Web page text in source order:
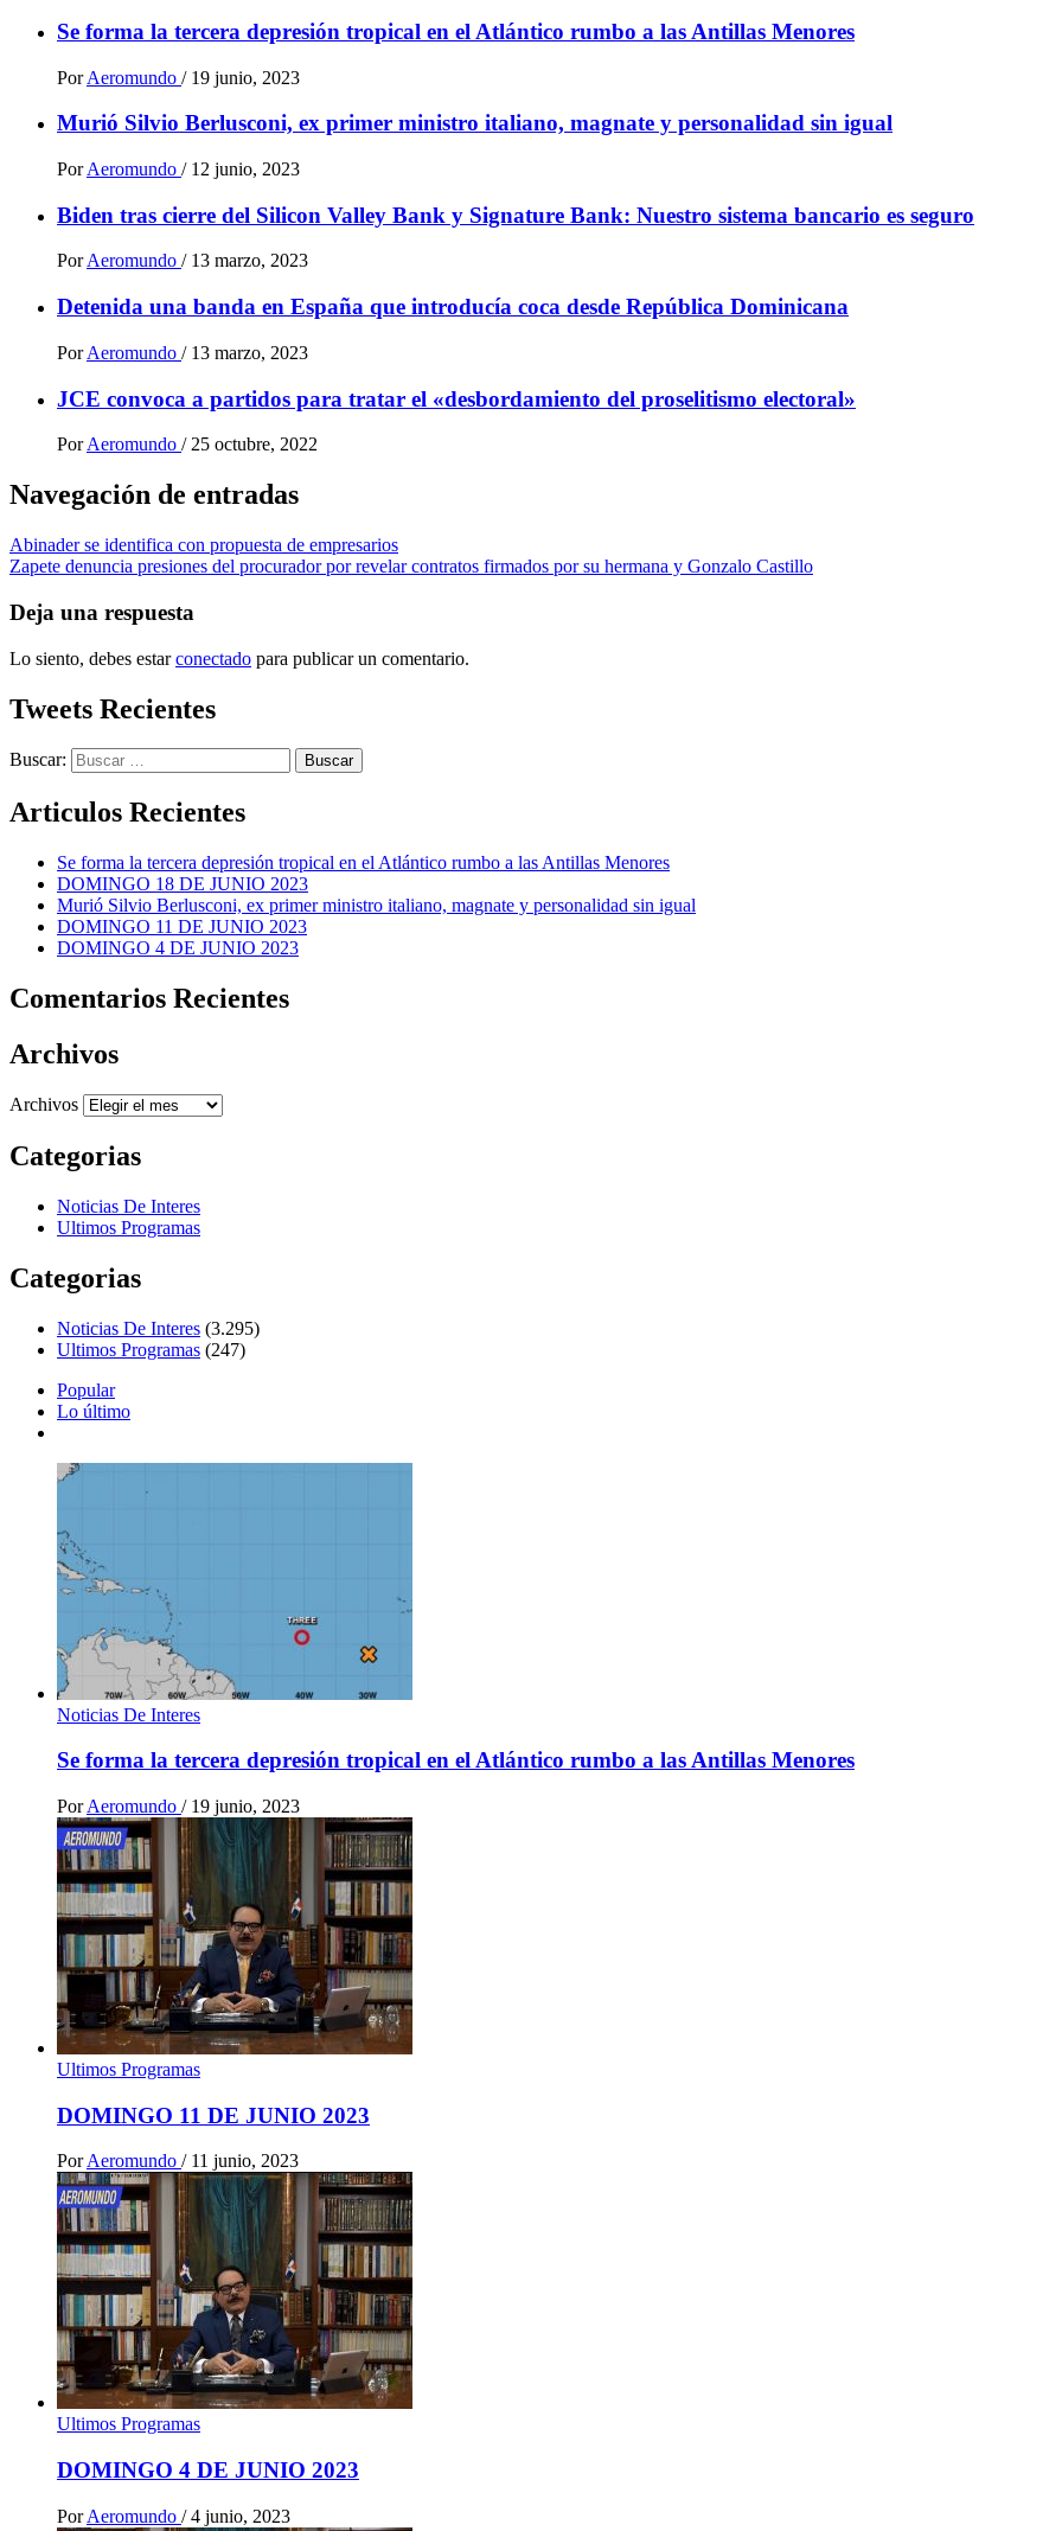
Se forma la tercera depresión tropical en el Atlántico rumbo a las Antillas Menores
Por Aeromundo / 19 junio, 2023
Murió Silvio Berlusconi, ex primer ministro italiano, magnate y personalidad sin igual
Por Aeromundo / 12 junio, 2023
Biden tras cierre del Silicon Valley Bank y Signature Bank: Nuestro sistema bancario es seguro
PorAeromundo / 13 marzo, 2023
Detenida una banda en España que introducía coca desde República Dominicana
Por Aeromundo / 13 marzo, 2023
JCE convoca a partidos para tratar el «desbordamiento del proselitismo electoral»
Por Aeromundo / 25 octubre, 2022
Navegación de entradas
Abinader se identifica con propuesta de empresarios
Zapete denuncia presiones del procurador por revelar contratos firmados por su hermana y Gonzalo Castillo
Deja una respuesta
Lo siento, debes estarconectado para publicar un comentario.
Tweets Recientes
Buscar:
Articulos Recientes
Se forma la tercera depresión tropical en el Atlántico rumbo a las Antillas Menores
DOMINGO 18 DE JUNIO 2023
Murió Silvio Berlusconi, ex primer ministro italiano, magnate y personalidad sin igual
DOMINGO 11 DE JUNIO 2023
DOMINGO 4 DE JUNIO 2023
Comentarios Recientes
Archivos
Archivos
Categorias
Noticias De Interes
Ultimos Programas
Categorias
Noticias De Interes (3.295)
Ultimos Programas (247)
Popular
Lo último
Noticias De Interes
Se forma la tercera depresión tropical en el Atlántico rumbo a las Antillas Menores
Por Aeromundo / 19 junio, 2023
Ultimos Programas
DOMINGO 11 DE JUNIO 2023
PorAeromundo / 11 junio, 2023
Ultimos Programas
DOMINGO 4 DE JUNIO 2023
Por Aeromundo / 4 junio, 2023